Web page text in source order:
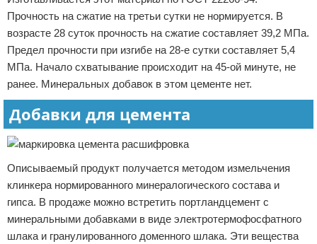
Прочность на сжатие на третьи сутки не нормируется. В
возрасте 28 суток прочность на сжатие составляет 39,2 МПа.
Предел прочности при изгибе на 28-е сутки составляет 5,4
МПа. Начало схватывание происходит на 45-ой минуте, не
ранее. Минеральных добавок в этом цементе нет.
Добавки для цемента
Описываемый продукт получается методом измельчения
клинкера нормированного минералогического состава и
гипса. В продаже можно встретить портландцемент с
минеральными добавками в виде электротермофосфатного
шлака и гранулированного доменного шлака. Эти вещества